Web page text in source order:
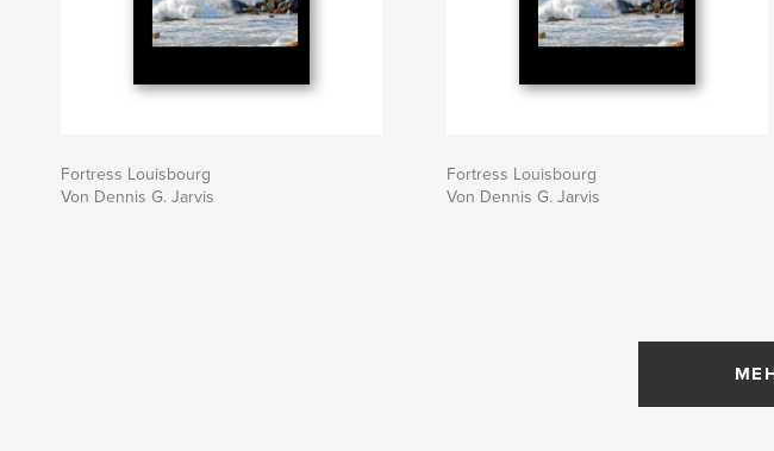
Fortress Louisbourg
Von Dennis G. Jarvis
Fortress Louisbourg
Von Dennis G. Jarvis